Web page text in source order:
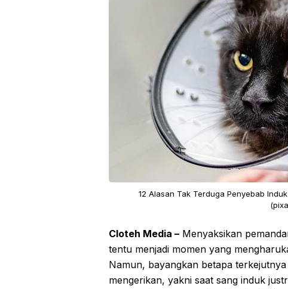
12 Alasan Tak Terduga Penyebab
Cloteh Media – Menyaksikan
tentu menjadi momen yang
Namun, bayangkan betapa
mengerikan, yakni saat sang induk